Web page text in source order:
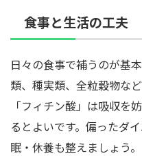
食事と生活の工夫
日々の食事で補うのが基
類、種実類、全粒穀物な
「フィチン酸」は吸収を
るとよいです。偏ったダ
眠・休養も整えましょう。